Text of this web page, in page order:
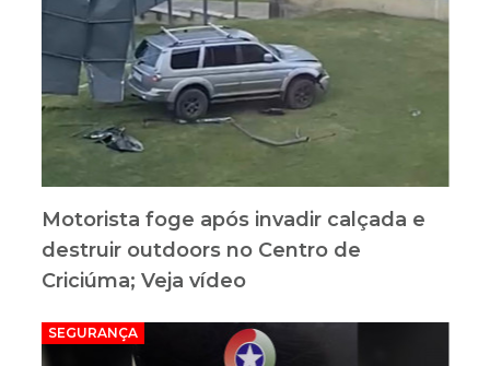
Motorista foge após invadir calçada e
destruir outdoors no Centro de
Criciúma; Veja vídeo
SEGURANÇA